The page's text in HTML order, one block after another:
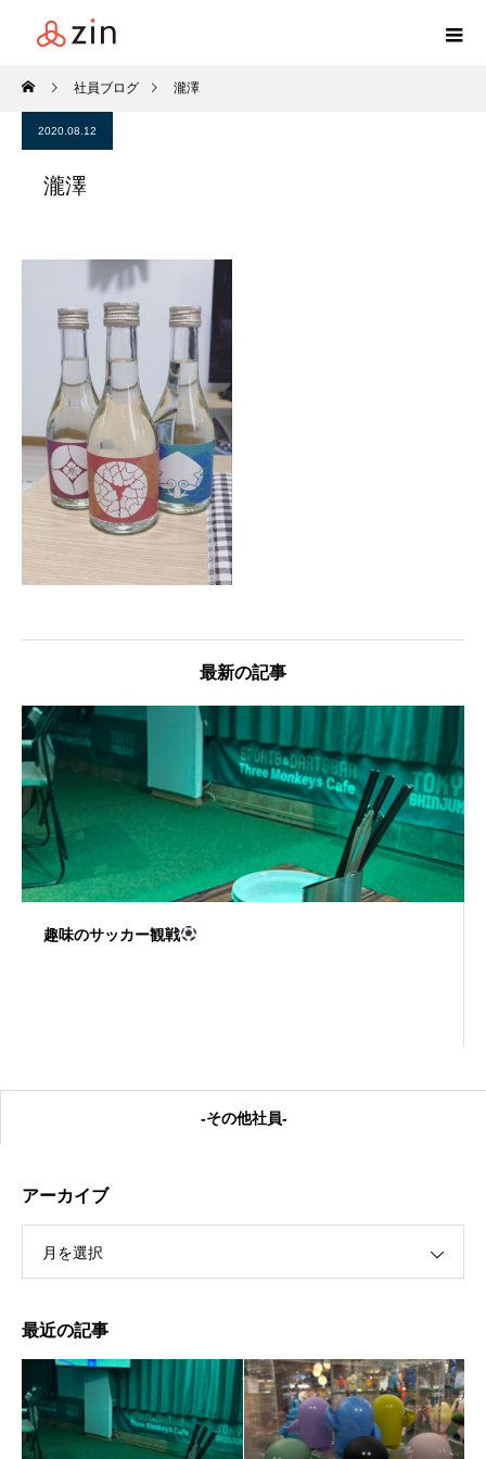
社員ブログ 瀧澤
2020.08.12
瀧澤
最新の記事
趣味のサッカー観戦
私の癒し
-その他社員-
アーカイブ
月を選択
最近の記事